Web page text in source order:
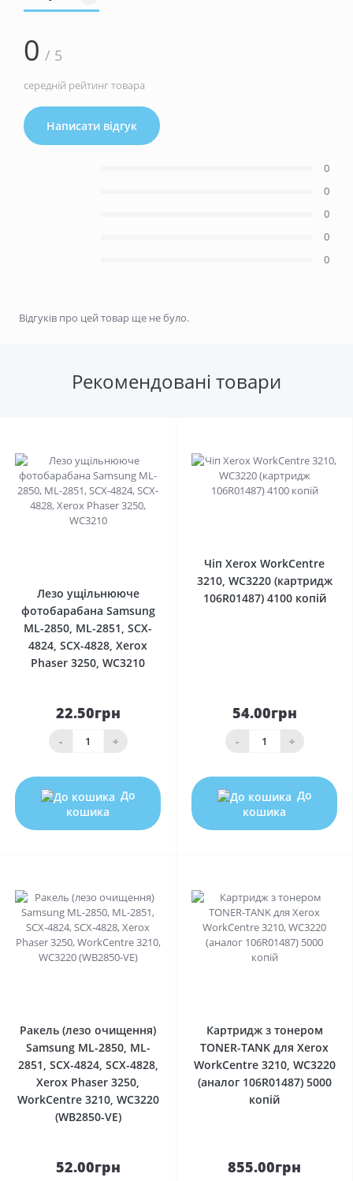
0 / 5
середній рейтинг товара
Написати відгук
0
0
0
0
0
Відгуків про цей товар ще не було.
Рекомендовані товари
Лезо ущільнююче
фотобарабана Samsung
ML-2850, ML-2851, SCX-
4824, SCX-4828, Xerox
Phaser 3250, WC3210
22.50грн
- +
До
кошика
Чіп Xerox WorkCentre
3210, WC3220 (картридж
106R01487) 4100 копій
54.00грн
- +
До
кошика
Ракель (лезо очищення)
Samsung ML-2850, ML-
2851, SCX-4824, SCX-4828,
Xerox Phaser 3250,
WorkCentre 3210, WC3220
(WB2850-VE)
52.00грн
Картридж з тонером
TONER-TANK для Xerox
WorkCentre 3210, WC3220
(аналог 106R01487) 5000
копій
855.00грн